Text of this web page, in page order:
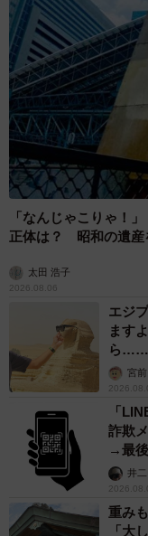
「なんじゃこりゃ！
正体は？ 昭和の遺産
太田 浩子
2026.08.06
エジ
ます
ら……
カモ
宮
「
詐欺
→最
提」
井
重み
「大